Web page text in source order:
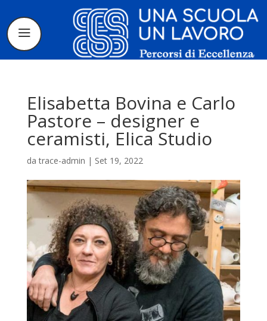
Il progetto
La candidatura
I tirocinanti
Le borse di
studio
Sostenitori
Elisabetta Bovina e Carlo
Pastore – designer e
ceramisti, Elica Studio
datrace-admin | Set 19, 2022